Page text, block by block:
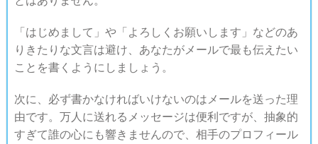
「はじめまして」や「よろしくお願いします」などのあ
りきたりな文言は避け、あなたがメールで最も伝えたい
ことを書くようにしましょう。
次に、必ず書かなければいけないのはメールを送った理
由です。万人に送れるメッセージは便利ですが、抽象的
すぎて誰の心にも響きませんので、相手のプロフィール